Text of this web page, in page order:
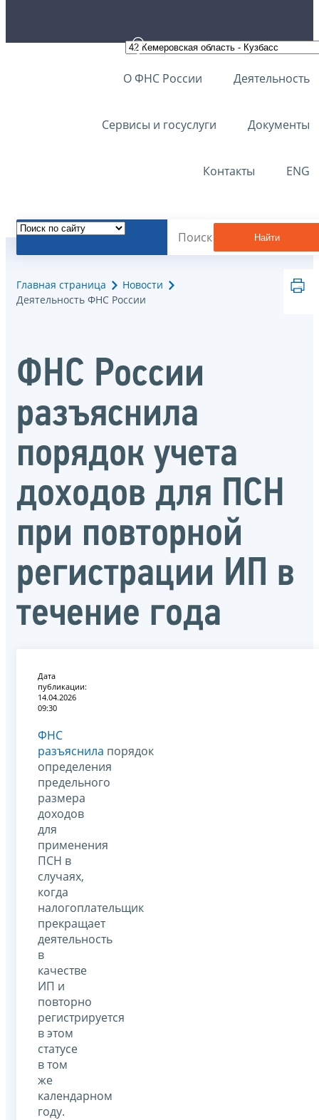
О ФНС России Деятельность
Сервисы и госуслуги Документы
Контакты ENG
Найти
Главная страница
Новости
Деятельность ФНС России
ФНС России
разъяснила
порядок учета
доходов для ПСН
при повторной
регистрации ИП в
течение года
Дата
публикации:
14.04.2026
09:30
ФНС
разъяснила порядок
определения
предельного
размера
доходов
для
применения
ПСН в
случаях,
когда
налогоплательщик
прекращает
деятельность
в
качестве
ИП и
повторно
регистрируется
в этом
статусе
в том
же
календарном
году.